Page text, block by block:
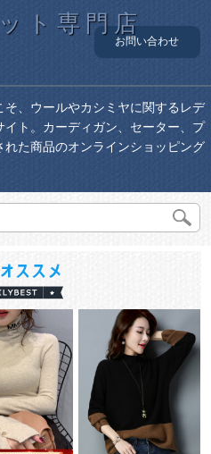
ト専門店
お問い合わせ
、ウールやカシミヤに関するレデ
イト。カーディガン、セーター、プ
た商品のオンラインショッピング